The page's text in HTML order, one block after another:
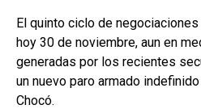
El quinto ciclo de
hoy 30 de noviembre, aun en
generadas por los recientes
un nuevo paro armado
Chocó.